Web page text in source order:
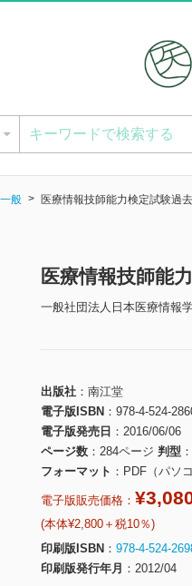
般 医療情報技師能力検定試験過
医療情報技師能
一般社団法人日本医療情報
出版社
南江堂
電子版ISBN
978-4-524-
電子版発売日
2016/06/06
ページ数
284ページ 判型
フォーマット
PDF（パソ
電子版販売価格：
(本体¥2,800＋税10％)
印刷版ISBN
978-4-524-
印刷版発行年月
2012/04